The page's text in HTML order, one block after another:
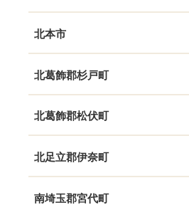
北本市
北葛飾郡杉戸町
北葛飾郡松伏町
北足立郡伊奈町
南埼玉郡宮代町